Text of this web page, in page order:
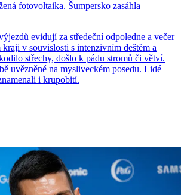
fotovoltaika. Šumpersko zasáhla
evidují za středeční odpoledne a večer
v souvislosti s intenzivním deštěm a
střechy, došlo k pádu stromů či větví.
uvězněné na mysliveckém posedu. Lidé
i krupobití.